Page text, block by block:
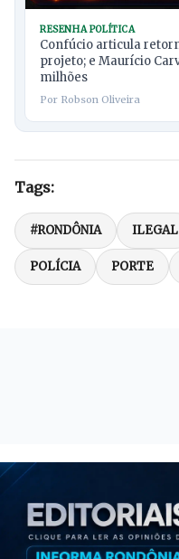
RESENHA POLÍTICA
Confúcio articula
projeto; e Maurício
milhões
Por Robson Oliveira
Tags:
#RONDÔNIA ILEGAL
POLÍCIA PORTE